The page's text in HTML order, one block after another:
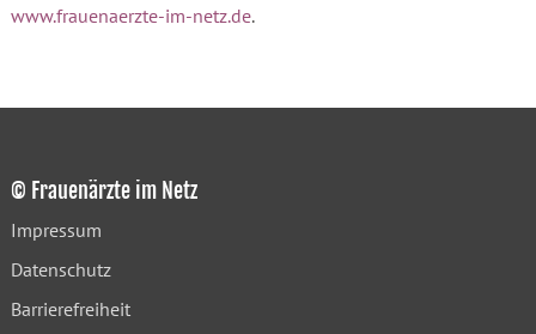
www.frauenaerzte-im-netz.de.
© Frauenärzte im Netz
Impressum
Datenschutz
Barrierefreiheit